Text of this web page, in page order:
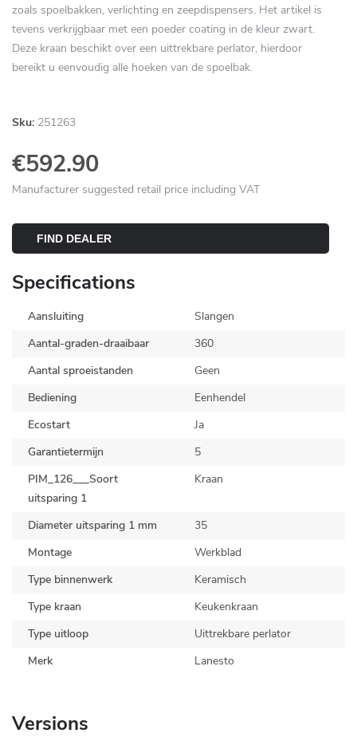
zoals spoelbakken, verlichting en zeepdispensers. Het artikel is
tevens verkrijgbaar met een poeder coating in de kleur zwart.
Deze kraan beschikt over een uittrekbare perlator, hierdoor
bereikt u eenvoudig alle hoeken van de spoelbak.
Sku: 251263
€592.90
Manufacturer suggested retail price including VAT
FIND DEALER
Specifications
Aansluiting
Slangen
Aantal-graden-draaibaar
360
Aantal sproeistanden
Geen
Bediening
Eenhendel
Ecostart
Ja
Garantietermijn
5
PIM_126___Soort
uitsparing 1
Kraan
Diameter uitsparing 1 mm
35
Montage
Werkblad
Type binnenwerk
Keramisch
Type kraan
Keukenkraan
Type uitloop
Uittrekbare perlator
Merk
Lanesto
Versions